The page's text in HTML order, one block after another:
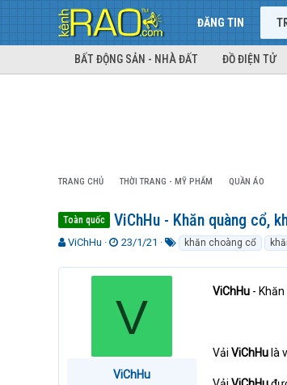
ĐĂNG TIN
BẤT ĐỘNG SẢN - NHÀ ĐẤT ĐỒ ĐIỆN TỬ
TRANG CHỦ THỜI TRANG - MỸ PHẨM QUẦN ÁO
Toàn quốc ViChHu - Khăn quàng cổ,
T
r
ViChHu
N
à
g
ử
23/1/21
k
khăn choàng cổ
V
ViChHu
ViChHu -
Vải ViChHu là